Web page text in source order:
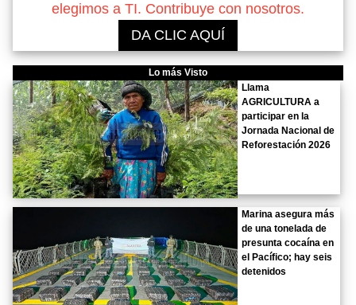
elegimos a TI. Contribuye con nosotros.
DA CLIC AQUÍ
Lo más Visto
Llama
AGRICULTURA a
participar en la
Jornada Nacional de
Reforestación 2026
Marina asegura más
de una tonelada de
presunta cocaína en
el Pacífico; hay seis
detenidos